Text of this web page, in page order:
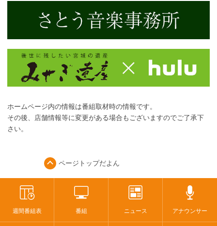
ホームページ内の情報は番組取材時の情報です。
その後、店舗情報等に変更がある場合もございますのでご了承下
さい。
ページトップだよん
週間番組表 番組 ニュース アナウンサー